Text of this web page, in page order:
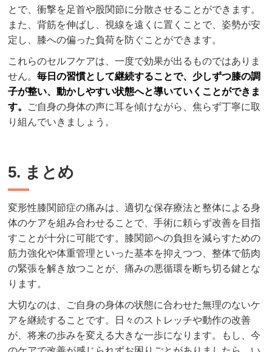
とで、衝撃を足首や股関節に分散させることができます。
また、背筋を伸ばし、視線を遠くに置くことで、姿勢が安
定し、膝への偏った負荷を防ぐことができます。
これらのセルフケアは、一度で効果が出るものではありま
せん。毎日の習慣として継続することで、少しずつ膝の調
子が整い、動かしやすい状態へと導いていくことができま
す。 ご自身の身体の声に耳を傾けながら、焦らず丁寧に取
り組んでいきましょう。
5. まとめ
変形性膝関節症の痛みは、適切な保存療法と整体による身
体のケアを組み合わせることで、手術に頼らず改善を目指
すことが十分に可能です。膝関節への負担を減らすための
筋力強化や体重管理といった基本を抑えつつ、整体で筋肉
の緊張を解き放つことが、痛みの悪循環を断ち切る鍵とな
ります。
大切なのは、ご自身の身体の状態に合わせた無理のないケ
アを継続することです。日々のストレッチや動作の改善
が、将来の歩みを変える大きな一歩になります。もし、今